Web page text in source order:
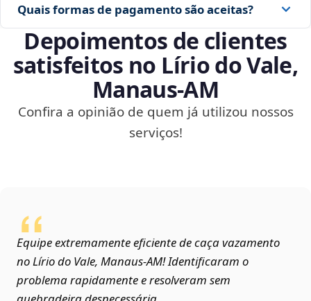
Quais formas de pagamento são aceitas?
Depoimentos de clientes
satisfeitos no Lírio do Vale,
Manaus‑AM
Confira a opinião de quem já utilizou nossos
serviços!
Equipe extremamente eficiente de caça vazamento
no Lírio do Vale, Manaus‑AM! Identificaram o
problema rapidamente e resolveram sem